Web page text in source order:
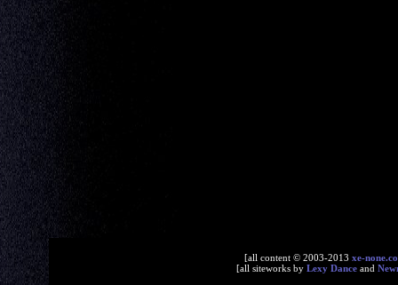
[all content © 2003-2013 xe-
[all siteworks by Lexy Danceand